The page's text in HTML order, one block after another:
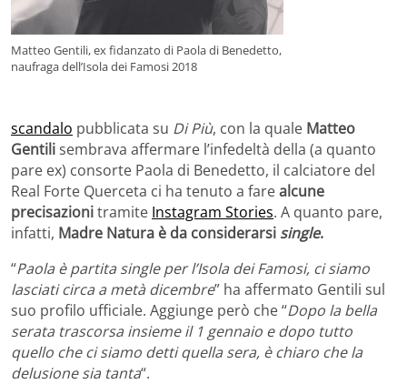
Matteo Gentili, ex fidanzato di Paola di Benedetto,
naufraga dell’Isola dei Famosi 2018
scandalo pubblicata su Di Più, con la quale Matteo
Gentilisembrava affermare l’infedeltà della (a quanto
pare ex) consorte Paola di Benedetto, il calciatore del
Real Forte Querceta ci ha tenuto a farealcune
precisazionitramite Instagram Stories. A quanto pare,
infatti, Madre Natura è da considerarsi single.
“Paola è partita single per l’Isola dei Famosi, ci siamo
lasciati circa a metà dicembre” ha affermato Gentili sul
suo profilo ufficiale. Aggiunge però che “Dopo la bella
serata trascorsa insieme il 1 gennaio e dopo tutto
quello che ci siamo detti quella sera, è chiaro che la
delusione sia tanta“.